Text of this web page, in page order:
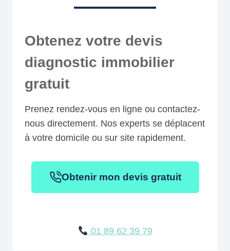
Obtenez votre devis
diagnostic immobilier
gratuit
Prenez rendez-vous en ligne ou contactez-
nous directement. Nos experts se déplacent
à votre domicile ou sur site rapidement.
Obtenir mon devis gratuit
01 89 62 39 79